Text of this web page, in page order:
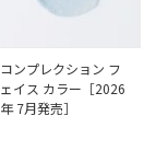
コンプレクション フ
ェイス カラー［2026
年 7月発売］